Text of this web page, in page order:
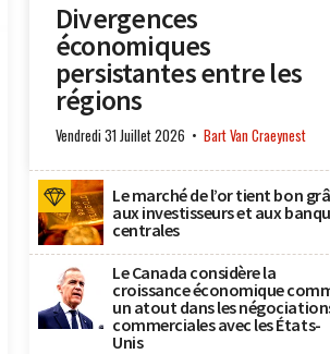
Divergences
économiques
persistantes entre les
régions
Vendredi 31 Juillet 2026 Bart Van Craeynest
Le marché de l’or tient bon
aux investisseurs et aux
centrales
Le Canada considère la
croissance économique
un atout dans les
commerciales avec les États-
Unis